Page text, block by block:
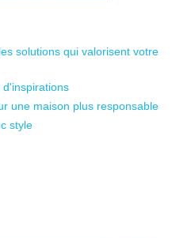
solutions qui valorisent votre
une maison plus responsable
style